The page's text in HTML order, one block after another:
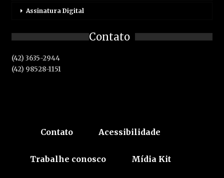
Assinatura Digital
Contato
(42) 3635-2944
(42) 98528-1151
Contato Acessibilidade
Trabalhe conosco Mídia Kit